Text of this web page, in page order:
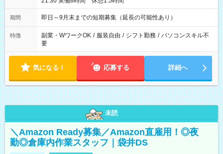
期間 即日～9月末までの短期募集（延長の可能性あり）
特徴 副業・WワークOK / 服装自由 / シフト勤務 / パソコンスキル不
要
気になる！ 応募する 詳細へ
未読
＼Amazon Ready募集／Amazon直雇用！◎夜
勤◎倉庫内作業スタッフ｜袋井DS